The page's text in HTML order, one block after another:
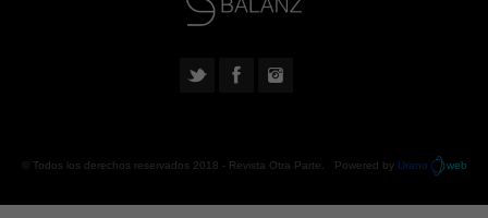
© Todos los derechos reservados 2018 - Revista Otra Parte . Powered by Urano web